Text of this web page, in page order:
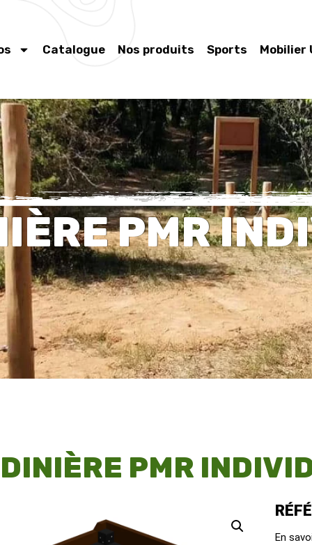
Catalogue Nos produits Sports Mobilier
PMR
PMR
En